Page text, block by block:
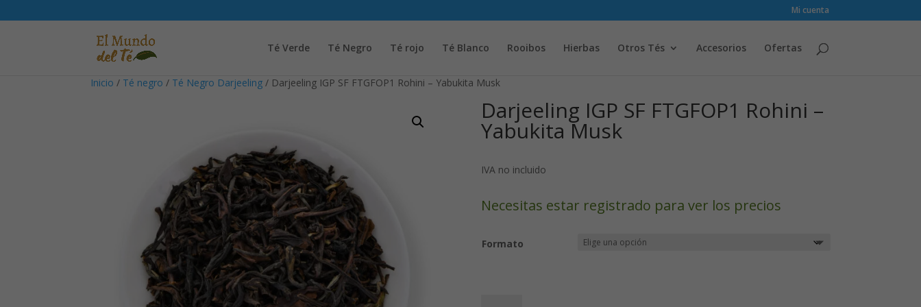
Mi cuenta
Té Verde Té Negro Té rojo Té Blanco Rooibos Hierbas Otros Tés Accesorios Ofertas
Inicio / Té negro / Té Negro Darjeeling / Darjeeling IGP SF FTGFOP1 Rohini – Yabukita Musk
Darjeeling IGP SF FTGFOP1 Rohini –
Yabukita Musk
IVA no incluido
Necesitas estar registrado para ver los precios
Formato